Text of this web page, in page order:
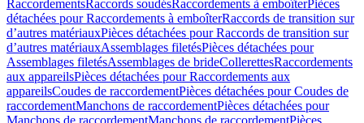
RaccordementsRaccords soudésRaccordements à emboîterPièces
détachées pour Raccordements à emboîterRaccords de transition sur
d’autres matériauxPièces détachées pour Raccords de transition sur
d’autres matériauxAssemblages filetésPièces détachées pour
Assemblages filetésAssemblages de brideCollerettesRaccordements
aux appareilsPièces détachées pour Raccordements aux
appareilsCoudes de raccordementPièces détachées pour Coudes de
raccordementManchons de raccordementPièces détachées pour
Manchons de raccordementManchons de raccordementPièces